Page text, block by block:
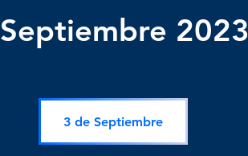
Septiembre 2023
3 de Septiembre